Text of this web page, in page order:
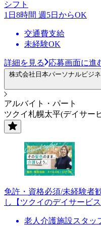
シフト
1日8時間 週5日からOK
交通費支給
未経験OK
詳細を見る 応募画面に進
株式会社日本パーソナルビジ
アルバイト・パート
ツクイ札幌太平(デイサー
免許・資格必須/未経験者
し【ツクイのデイサービ
老人介護施設スタッ